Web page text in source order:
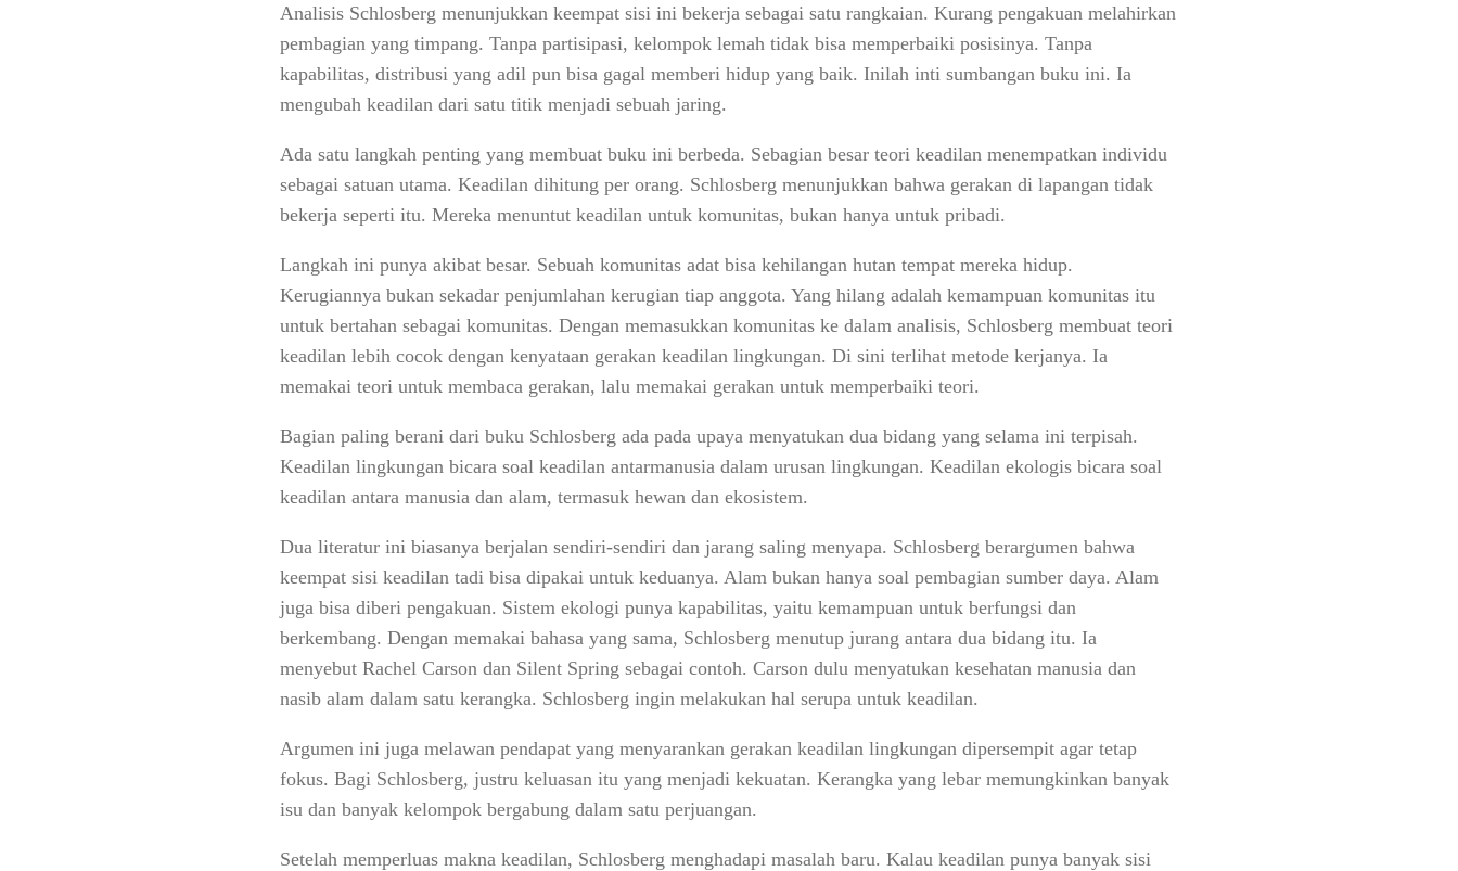
Analisis Schlosberg menunjukkan keempat sisi ini bekerja sebagai satu rangkaian. Kurang pengakuan melahirkan
pembagian yang timpang. Tanpa partisipasi, kelompok lemah tidak bisa memperbaiki posisinya. Tanpa
kapabilitas, distribusi yang adil pun bisa gagal memberi hidup yang baik. Inilah inti sumbangan buku ini. Ia
mengubah keadilan dari satu titik menjadi sebuah jaring.
Ada satu langkah penting yang membuat buku ini berbeda. Sebagian besar teori keadilan menempatkan individu
sebagai satuan utama. Keadilan dihitung per orang. Schlosberg menunjukkan bahwa gerakan di lapangan tidak
bekerja seperti itu. Mereka menuntut keadilan untuk komunitas, bukan hanya untuk pribadi.
Langkah ini punya akibat besar. Sebuah komunitas adat bisa kehilangan hutan tempat mereka hidup.
Kerugiannya bukan sekadar penjumlahan kerugian tiap anggota. Yang hilang adalah kemampuan komunitas itu
untuk bertahan sebagai komunitas. Dengan memasukkan komunitas ke dalam analisis, Schlosberg membuat teori
keadilan lebih cocok dengan kenyataan gerakan keadilan lingkungan. Di sini terlihat metode kerjanya. Ia
memakai teori untuk membaca gerakan, lalu memakai gerakan untuk memperbaiki teori.
Bagian paling berani dari buku Schlosberg ada pada upaya menyatukan dua bidang yang selama ini terpisah.
Keadilan lingkungan bicara soal keadilan antarmanusia dalam urusan lingkungan. Keadilan ekologis bicara soal
keadilan antara manusia dan alam, termasuk hewan dan ekosistem.
Dua literatur ini biasanya berjalan sendiri-sendiri dan jarang saling menyapa. Schlosberg berargumen bahwa
keempat sisi keadilan tadi bisa dipakai untuk keduanya. Alam bukan hanya soal pembagian sumber daya. Alam
juga bisa diberi pengakuan. Sistem ekologi punya kapabilitas, yaitu kemampuan untuk berfungsi dan
berkembang. Dengan memakai bahasa yang sama, Schlosberg menutup jurang antara dua bidang itu. Ia
menyebut Rachel Carson dan Silent Spring sebagai contoh. Carson dulu menyatukan kesehatan manusia dan
nasib alam dalam satu kerangka. Schlosberg ingin melakukan hal serupa untuk keadilan.
Argumen ini juga melawan pendapat yang menyarankan gerakan keadilan lingkungan dipersempit agar tetap
fokus. Bagi Schlosberg, justru keluasan itu yang menjadi kekuatan. Kerangka yang lebar memungkinkan banyak
isu dan banyak kelompok bergabung dalam satu perjuangan.
Setelah memperluas makna keadilan, Schlosberg menghadapi masalah baru. Kalau keadilan punya banyak sisi